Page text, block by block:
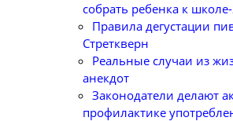
собрать ребенка к
Правила дегустации
Стреткверн
Реальные случаи из
анекдот
Законодатели делают
профилактике